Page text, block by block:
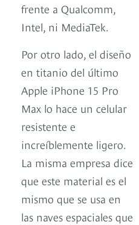
frente a Qualcomm,
Intel, ni MediaTek.
Por otro lado, el diseño
en titanio del último
Apple iPhone 15 Pro
Max lo hace un celular
resistente e
increíblemente ligero.
La misma empresa dice
que este material es el
mismo que se usa en
las naves espaciales que